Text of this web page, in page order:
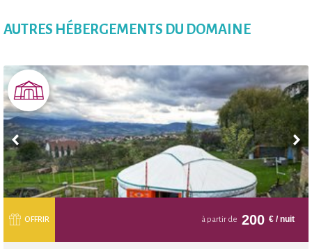
AUTRES HÉBERGEMENTS DU DOMAINE
OFFRIR à partir de 200 € / nuit